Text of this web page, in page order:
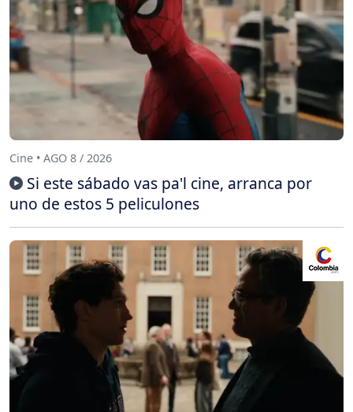
Cine • AGO 8 / 2026
Si este sábado vas pa'l cine, arranca por
uno de estos 5 peliculones